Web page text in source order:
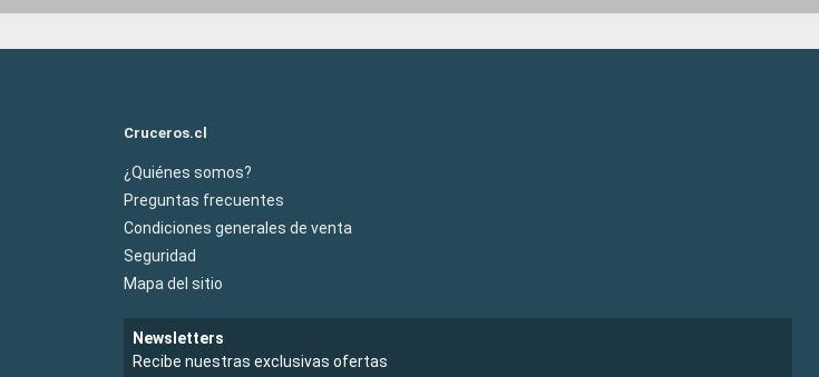
Cruceros.cl
¿Quiénes somos?
Preguntas frecuentes
Condiciones generales de venta
Seguridad
Mapa del sitio
Newsletters
Recibe nuestras exclusivas ofertas